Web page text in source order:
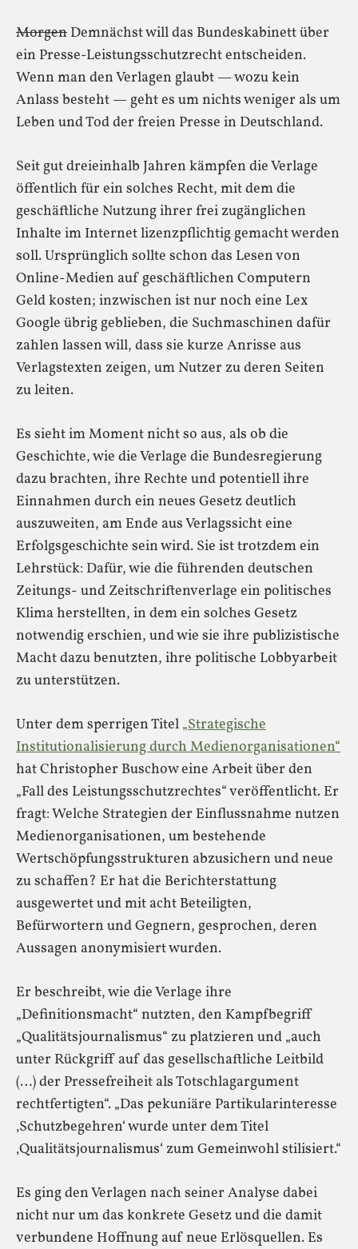
Morgen Demnächst will das Bundeskabinett über
ein Presse-Leistungsschutzrecht entscheiden.
Wenn man den Verlagen glaubt — wozu kein
Anlass besteht — geht es um nichts weniger als um
Leben und Tod der freien Presse in Deutschland.
Seit gut dreieinhalb Jahren kämpfen die Verlage
öffentlich für ein solches Recht, mit dem die
geschäftliche Nutzung ihrer frei zugänglichen
Inhalte im Internet lizenzpflichtig gemacht werden
soll. Ursprünglich sollte schon das Lesen von
Online-Medien auf geschäftlichen Computern
Geld kosten; inzwischen ist nur noch eine Lex
Google übrig geblieben, die Suchmaschinen dafür
zahlen lassen will, dass sie kurze Anrisse aus
Verlagstexten zeigen, um Nutzer zu deren Seiten
zu leiten.
Es sieht im Moment nicht so aus, als ob die
Geschichte, wie die Verlage die Bundesregierung
dazu brachten, ihre Rechte und potentiell ihre
Einnahmen durch ein neues Gesetz deutlich
auszuweiten, am Ende aus Verlagssicht eine
Erfolgsgeschichte sein wird. Sie ist trotzdem ein
Lehrstück: Dafür, wie die führenden deutschen
Zeitungs- und Zeitschriftenverlage ein politisches
Klima herstellten, in dem ein solches Gesetz
notwendig erschien, und wie sie ihre publizistische
Macht dazu benutzten, ihre politische Lobbyarbeit
zu unterstützen.
Unter dem sperrigen Titel „Strategische
Institutionalisierung durch Medienorganisationen“
hat Christopher Buschow eine Arbeit über den
„Fall des Leistungsschutzrechtes“ veröffentlicht. Er
fragt: Welche Strategien der Einflussnahme nutzen
Medienorganisationen, um bestehende
Wertschöpfungsstrukturen abzusichern und neue
zu schaffen? Er hat die Berichterstattung
ausgewertet und mit acht Beteiligten,
Befürwortern und Gegnern, gesprochen, deren
Aussagen anonymisiert wurden.
Er beschreibt, wie die Verlage ihre
„Definitionsmacht“ nutzten, den Kampfbegriff
„Qualitätsjournalismus“ zu platzieren und „auch
unter Rückgriff auf das gesellschaftliche Leitbild
(…) der Pressefreiheit als Totschlagargument
rechtfertigten“. „Das pekuniäre Partikularinteresse
‚Schutzbegehren‘ wurde unter dem Titel
‚Qualitätsjournalismus‘ zum Gemeinwohl stilisiert.“
Es ging den Verlagen nach seiner Analyse dabei
nicht nur um das konkrete Gesetz und die damit
verbundene Hoffnung auf neue Erlösquellen. Es